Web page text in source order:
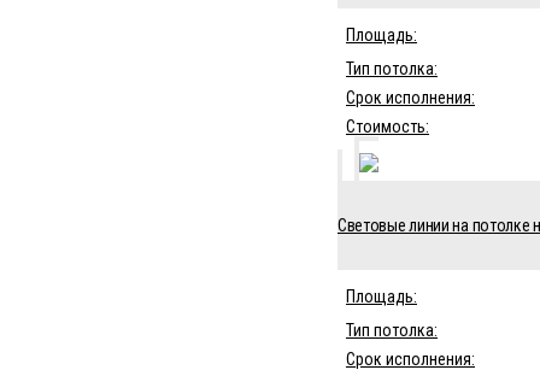
Площадь:
Тип потолка:
Срок исполнения:
Стоимость:
Световые линии на потолке
Площадь:
Тип потолка:
Срок исполнения: